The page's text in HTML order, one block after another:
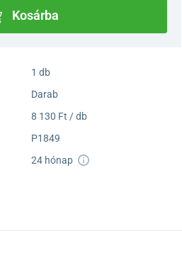
Kosárba
1 db
Darab
8 130 Ft / db
P1849
24 hónap